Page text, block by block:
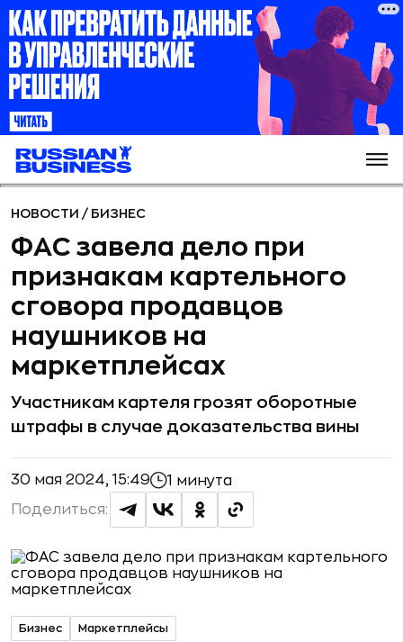
НОВОСТИ / БИЗНЕС
ФАС завела дело при
признакам картельного
сговора продавцов
наушников на
маркетплейсах
Участникам картеля грозят оборотные
штрафы в случае доказательства вины
30 мая 2024, 15:49 1 минута
Поделиться:
Бизнес Маркетплейсы